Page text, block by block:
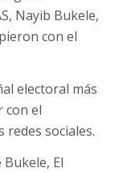
Nayib Bukele,
con el
electoral más
con el
redes sociales.
El